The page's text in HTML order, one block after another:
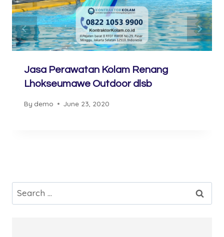
Jasa Perawatan Kolam Renang
Lhokseumawe Outdoor dlsb
By demo June 23, 2020
Search
for: